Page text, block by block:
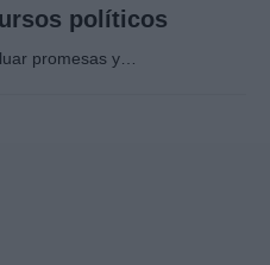
políticos
promesas y…